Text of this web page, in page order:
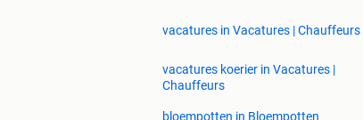
vacatures in Vacatures | Chauffeurs
vacatures koerier in Vacatures |
Chauffeurs
bloempotten in Bloempotten